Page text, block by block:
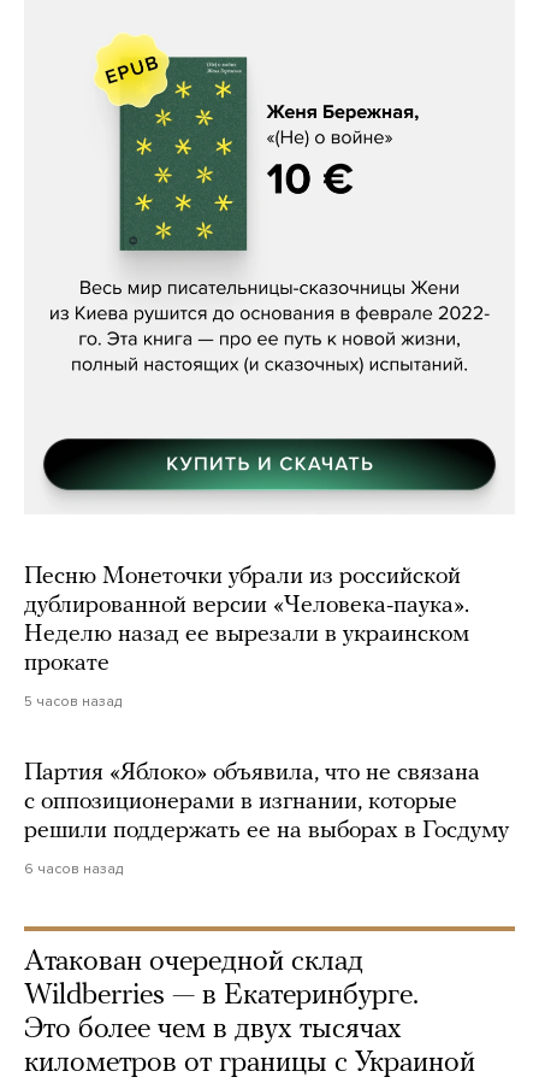
Женя Бережная, «(Не) о войне»
Песню Монеточки убрали из российской
дублированной версии «Человека-паука».
Неделю назад ее вырезали в украинском
прокате
5 часов назад
Партия «Яблоко» объявила, что не связана
с оппозиционерами в изгнании, которые
решили поддержать ее на выборах в Госдуму
6 часов назад
Атакован очередной склад
Wildberries — в Екатеринбурге.
Это более чем в двух тысячах
километров от границы с Украиной